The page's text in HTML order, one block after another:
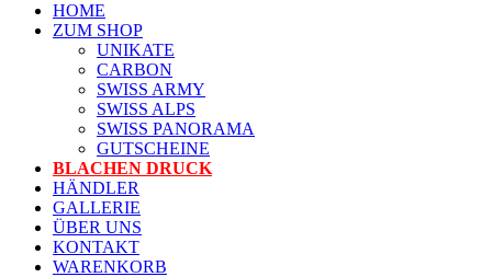
HOME
ZUM SHOP
UNIKATE
CARBON
SWISS ARMY
SWISS ALPS
SWISS PANORAMA
GUTSCHEINE
BLACHEN DRUCK
HÄNDLER
GALLERIE
ÜBER UNS
KONTAKT
WARENKORB